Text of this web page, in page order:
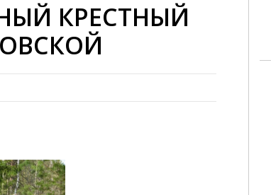
ЕПАРХИАЛЬНОЕ УПРАВЛЕНИЕ
ДОКУМЕНТЫ
ЕПАРХИАЛЬНЫЕ ОТДЕЛЫ
ДУХОВЕНСТВО
ХРАМЫ И МОНАСТЫРИ
МАТЕРИАЛЫ
ЦЕНТР «ВОЗРОЖДЕНИЕ»
ДЕТСКИЙ ТУРИЗМ
КРЕСТНЫЙ